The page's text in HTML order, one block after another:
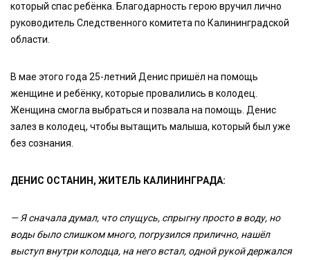
который спас ребёнка. Благодарность герою вручил лично
руководитель Следственного комитета по Калининградской
области.
В мае этого года 25-летний Денис пришёл на помощь
женщине и ребёнку, которые провалились в колодец.
Женщина смогла выбраться и позвала на помощь. Денис
залез в колодец, чтобы вытащить малыша, который был уже
без сознания.
ДЕНИС ОСТАНИН, ЖИТЕЛЬ КАЛИНИНГРАДА:
— Я сначала думал, что спущусь, спрыгну просто в воду, но
воды было слишком много, погрузился прилично, нашёл
выступ внутри колодца, на него встал, одной рукой держался